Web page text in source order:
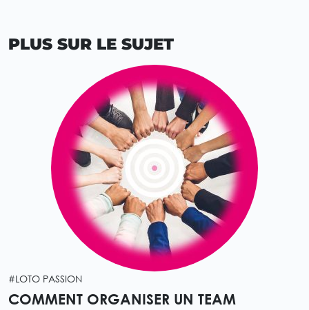
PLUS SUR LE SUJET
#LOTO PASSION
COMMENT ORGANISER UN TEAM